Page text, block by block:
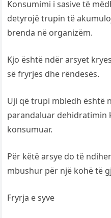
Konsumimi i sasive të
detyrojë trupin të
brenda në organizëm.
Kjo është ndër arsyet
së fryrjes dhe rëndesës.
Uji që trupi mbledh është
parandaluar dehidratimin
konsumuar.
Për këtë arsye do të
mbushur për një kohë të
Fryrja e syve